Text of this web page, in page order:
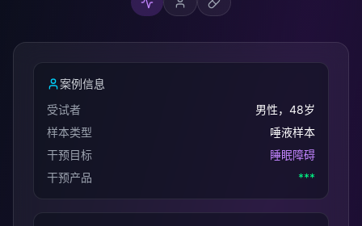
案例信息
受试者
男性，48岁
样本类型
唾液样本
干预目标
睡眠障碍
干预产品
***